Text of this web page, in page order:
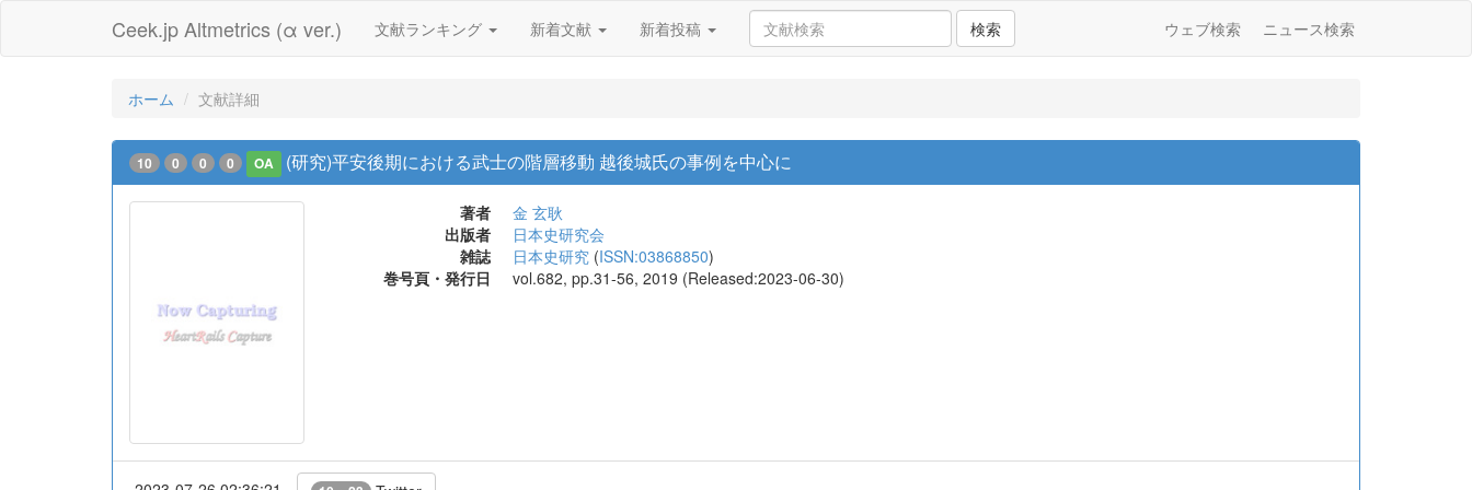
Ceek.jp Altmetrics (α ver.) 文献ランキング 新着文献 新着投稿 検索 ウェブ検索 ニュース検索
ホーム 文献詳細
10 0 0 0 OA (研究)平安後期における武士の階層移動 越後城氏の事例を中心に
著者
金 玄耿
出版者
日本史研究会
雑誌
日本史研究 (ISSN:03868850)
巻号頁・発行日
vol.682, pp.31-56, 2019 (Released:2023-06-30)